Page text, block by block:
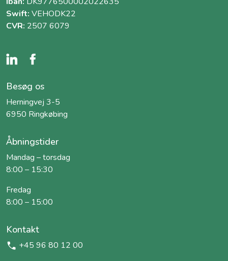
Swift: VEHODK22
CVR: 2507 6079
Besøg os
Herningvej 3-5
6950 Ringkøbing
Åbningstider
Mandag – torsdag
8:00 – 15:30
Fredag
8:00 – 15:00
Kontakt
+45 96 80 12 00